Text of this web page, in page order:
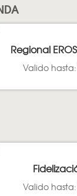
Regional
Valido hasta:
Valido